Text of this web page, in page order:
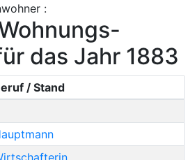
:
das Jahr 1883
/ Stand